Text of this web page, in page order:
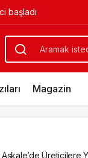
sıkı denetim
Magazin
Üreticilere
taşıyor